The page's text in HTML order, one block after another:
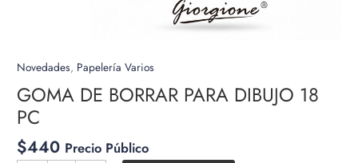
Novedades, Papelería Varios
GOMA DE BORRAR PARA DIBUJO 18
PC
$440 Precio Público